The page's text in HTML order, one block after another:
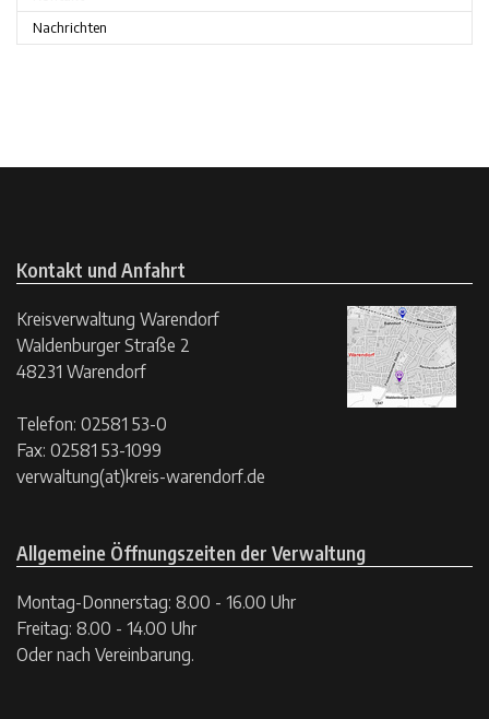
Nachrichten
Kontakt und Anfahrt
Kreisverwaltung Warendorf
Waldenburger Straße 2
48231 Warendorf
Telefon: 02581 53-0
Fax: 02581 53-1099
verwaltung(at)kreis-warendorf.de
Allgemeine Öffnungszeiten der Verwaltung
Montag-Donnerstag: 8.00 - 16.00 Uhr
Freitag: 8.00 - 14.00 Uhr
Oder nach Vereinbarung.